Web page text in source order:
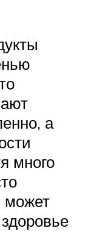
а
много
может